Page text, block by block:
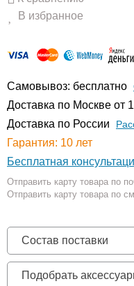
В избранное
Самовывоз: бесплатно
Доставка по Москве от
Доставка по России
Гарантия: 10 лет
Бесплатная
Отправить карту товара по
Отправить карту товара по
Состав поставки
Подобрать